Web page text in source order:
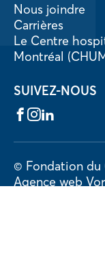
Nous joindre
Carrières
Le Centre
Montréal
SUIVEZ-NOUS
Facebook
Instagram
LinkedIn
© Fondation du
Agence web